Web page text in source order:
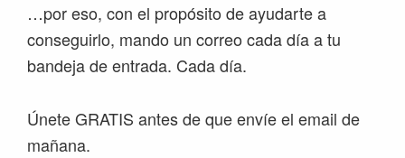
…por eso, con el propósito de ayudarte a
conseguirlo, mando un correo cada día a tu
bandeja de entrada. Cada día.
Únete GRATIS antes de que envíe el email de
mañana.